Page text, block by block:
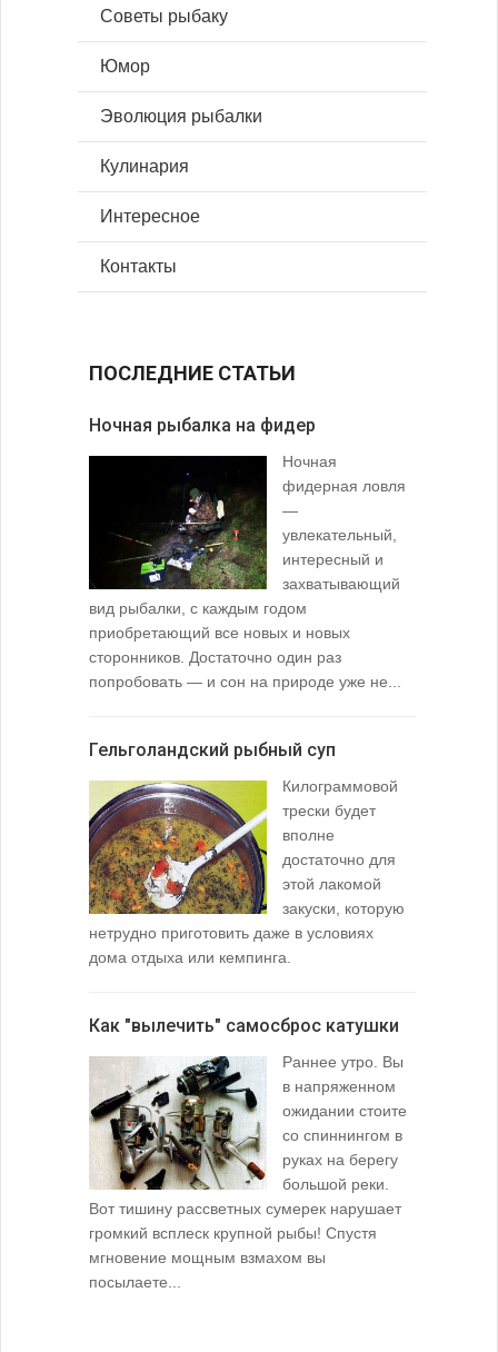
Советы рыбаку
Юмор
Эволюция рыбалки
Кулинария
Интересное
Контакты
ПОСЛЕДНИЕ СТАТЬИ
Ночная рыбалка на фидер
Ночная
фидерная ловля
—
увлекательный,
интересный и
захватывающий
вид рыбалки, с каждым годом
приобретающий все новых и новых
сторонников. Достаточно один раз
попробовать — и сон на природе уже не...
Гельголандский рыбный суп
Килограммовой
трески будет
вполне
достаточно для
этой лакомой
закуски, которую
нетрудно приготовить даже в условиях
дома отдыха или кемпинга.
Как "вылечить" самосброс катушки
Раннее утро. Вы
в напряженном
ожидании стоите
со спиннингом в
руках на берегу
большой реки.
Вот тишину рассветных сумерек нарушает
громкий всплеск крупной рыбы! Спустя
мгновение мощным взмахом вы
посылаете...